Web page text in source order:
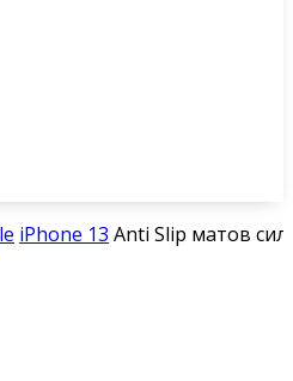
iPhone 13 Anti Slip матов